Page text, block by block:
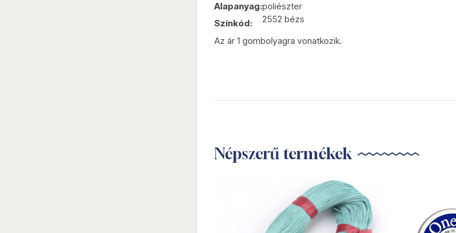
Alapanyag:poliészter
Színkód:
2552 bézs
Az ár 1 gombolyagra vonatkozik.
Népszerű termékek